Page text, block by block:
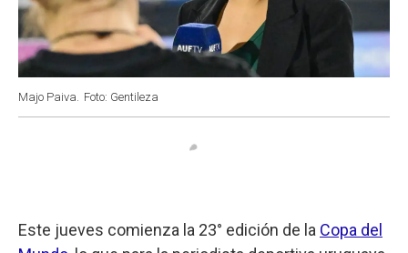
Majo Paiva. Foto: Gentileza
Este jueves comienza la 23° edición de la Copa del